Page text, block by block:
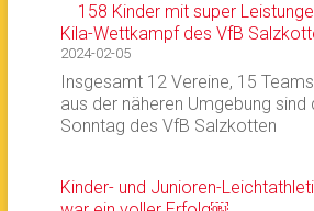
158 Kinder mit super
Kila-Wettkampf des VfB
2024-02-05
Insgesamt 12 Vereine, 15
aus der näheren Umgebung sind
Sonntag des VfB Salzkotten
Kinder- und Junioren-